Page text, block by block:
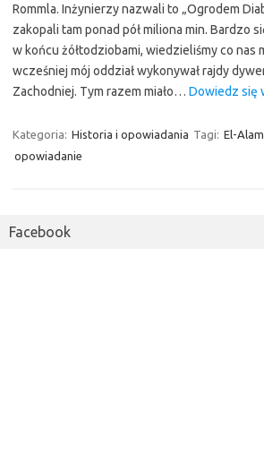
Rommla. Inżynierzy nazwali to „Ogrodem
zakopali tam ponad pół miliona min. Bardzo
w końcu żółtodziobami, wiedzieliśmy co nas
wcześniej mój oddział wykonywał rajdy
Zachodniej. Tym razem miało… Dowiedz się
Kategoria: Historia i opowiadania Tagi: El-
opowiadanie
Facebook